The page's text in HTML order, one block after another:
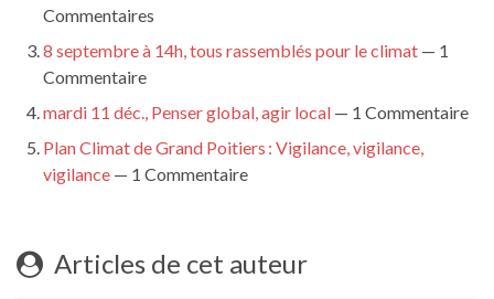
Commentaires
8 septembre à 14h, tous rassemblés pour le climat — 1
Commentaire
mardi 11 déc., Penser global, agir local — 1 Commentaire
Plan Climat de Grand Poitiers : Vigilance, vigilance,
vigilance — 1 Commentaire
Articles de cet auteur